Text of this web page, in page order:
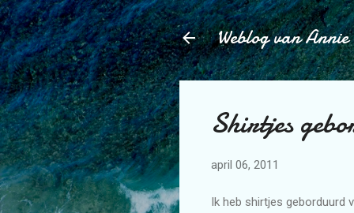
Weblog van Annie
Shirtjes
april 06, 2011
Ik heb shirtjes geborduurd